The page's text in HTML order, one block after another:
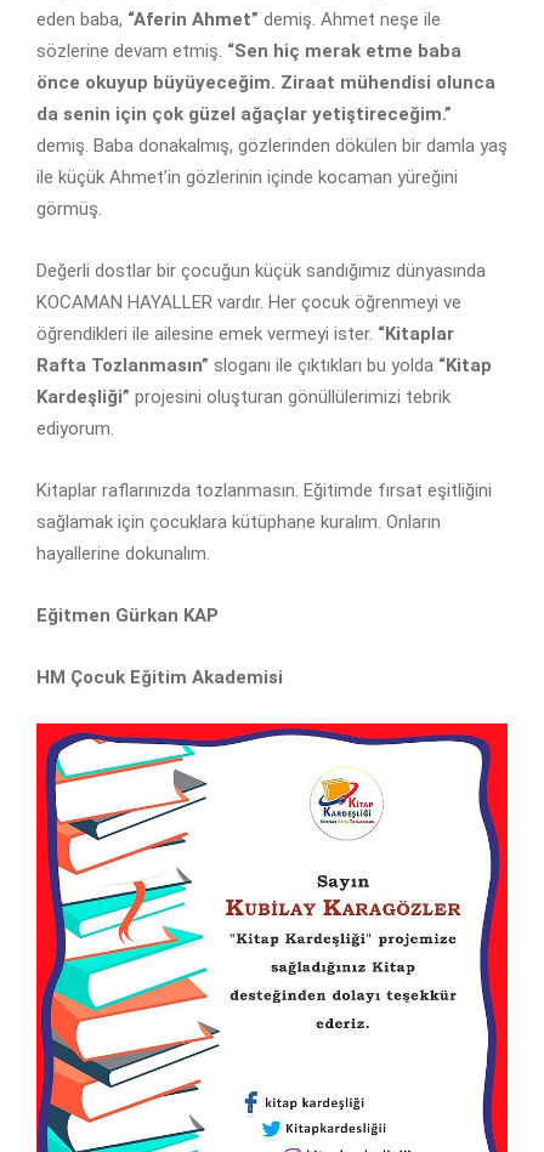
eden baba, “Aferin Ahmet” demiş. Ahmet neşe ile
sözlerine devam etmiş. “Sen hiç merak etme baba
önce okuyup büyüyeceğim. Ziraat mühendisi olunca
da senin için çok güzel ağaçlar yetiştireceğim.”
demiş. Baba donakalmış, gözlerinden dökülen bir damla yaş
ile küçük Ahmet’in gözlerinin içinde kocaman yüreğini
görmüş.
Değerli dostlar bir çocuğun küçük sandığımız dünyasında
KOCAMAN HAYALLER vardır. Her çocuk öğrenmeyi ve
öğrendikleri ile ailesine emek vermeyi ister. “Kitaplar
Rafta Tozlanmasın” sloganı ile çıktıkları bu yolda “Kitap
Kardeşliği” projesini oluşturan gönüllülerimizi tebrik
ediyorum.
Kitaplar raflarınızda tozlanmasın. Eğitimde fırsat eşitliğini
sağlamak için çocuklara kütüphane kuralım. Onların
hayallerine dokunalım.
Eğitmen Gürkan KAP
HM Çocuk Eğitim Akademisi